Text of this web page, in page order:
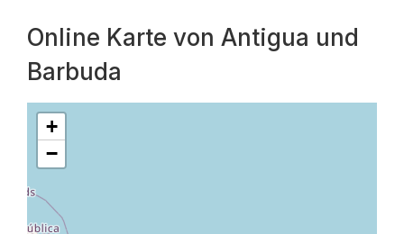
Online Karte von Antigua und
Barbuda
+
−